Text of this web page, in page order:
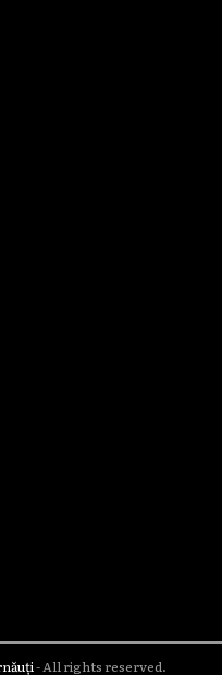
- All rights reserved.